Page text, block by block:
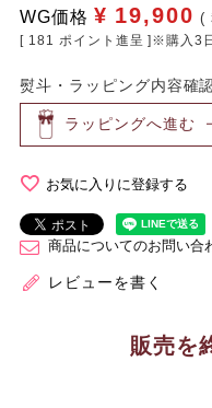
WG価格 ¥ 19,900
[ 181 ポイント進呈 ]※購入3
熨斗・ラッピング内容確
ラッピングへ進む
お気に入りに登録する
商品についてのお問い合
レビューを書く
販売を